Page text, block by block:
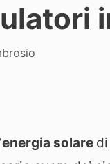
energia solare di